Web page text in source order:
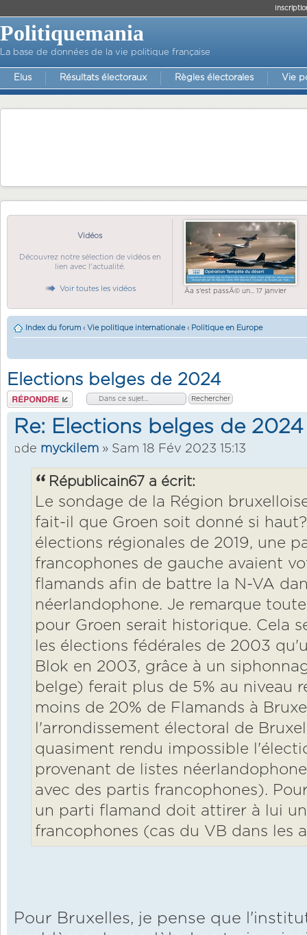
Politiquemania
La base de données de la vie politique française
Elus Résultats électoraux Règles électorales Vie
Vidéos
Découvrez notre sélection de vidéos en
lien avec l'actualité.
Voir toutes les vidéos Ãa s'est passÃ© un... 17 janvier
Index du forum ‹ Vie politique internationale ‹ Politique en Europe
Elections belges de 2024
Répondre
Re: Elections belges de 2024
de myckilem » Sam 18 Fév 2023 15:13
Républicain67 a écrit:
Le sondage de la Région
fait-il que Groen soit donné si
élections régionales de 2019, une
francophones de gauche avaient
flamands afin de battre la N-VA
néerlandophone. Je remarque
pour Groen serait historique. Cela
les élections fédérales de 2003
Blok en 2003, grâce à un
belge) ferait plus de 5% au niveau
moins de 20% de Flamands à
l'arrondissement électoral de
quasiment rendu impossible
provenant de listes
avec des partis francophones).
un parti flamand doit attirer à lui
francophones (cas du VB dans les
Pour Bruxelles, je pense que